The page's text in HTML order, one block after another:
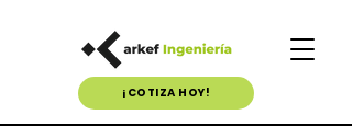
¡COTIZA HOY!